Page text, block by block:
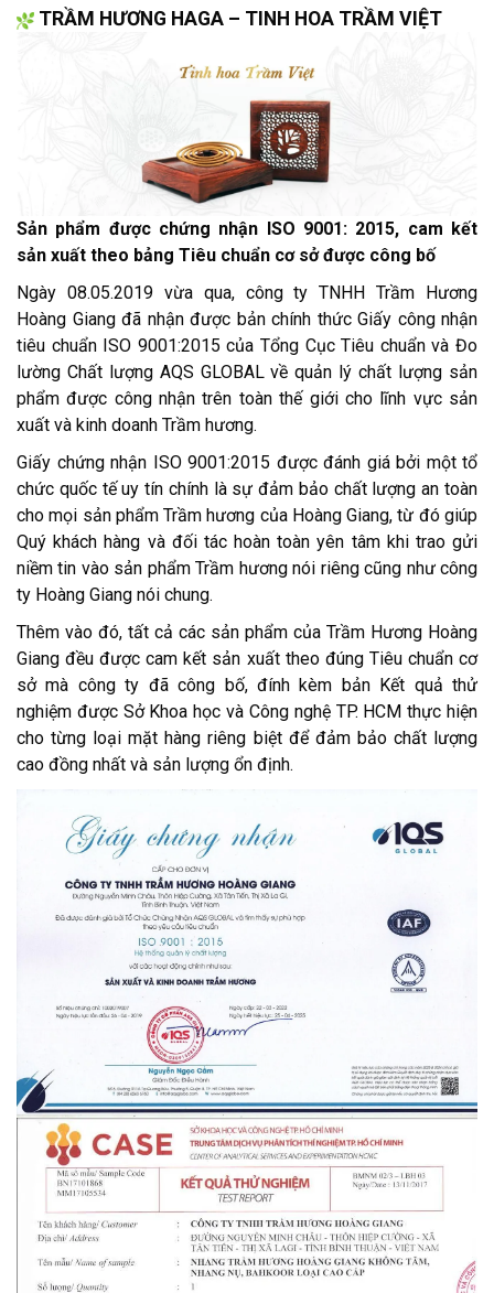
TRẦM HƯƠNG HAGA – TINH HOA TRẦM VIỆT
Sản phẩm được chứng nhận ISO 9001: 2015, cam kết
sản xuất theo bảng Tiêu chuẩn cơ sở được công bố
Ngày 08.05.2019 vừa qua, công ty TNHH Trầm Hương
Hoàng Giang đã nhận được bản chính thức Giấy công nhận
tiêu chuẩn ISO 9001:2015 của Tổng Cục Tiêu chuẩn và Đo
lường Chất lượng AQS GLOBAL về quản lý chất lượng sản
phẩm được công nhận trên toàn thế giới cho lĩnh vực sản
xuất và kinh doanh Trầm hương.
Giấy chứng nhận ISO 9001:2015 được đánh giá bởi một tổ
chức quốc tế uy tín chính là sự đảm bảo chất lượng an toàn
cho mọi sản phẩm Trầm hương của Hoàng Giang, từ đó giúp
Quý khách hàng và đối tác hoàn toàn yên tâm khi trao gửi
niềm tin vào sản phẩm Trầm hương nói riêng cũng như công
ty Hoàng Giang nói chung.
Thêm vào đó, tất cả các sản phẩm của Trầm Hương Hoàng
Giang đều được cam kết sản xuất theo đúng Tiêu chuẩn cơ
sở mà công ty đã công bố, đính kèm bản Kết quả thử
nghiệm được Sở Khoa học và Công nghệ TP. HCM thực hiện
cho từng loại mặt hàng riêng biệt để đảm bảo chất lượng
cao đồng nhất và sản lượng ổn định.